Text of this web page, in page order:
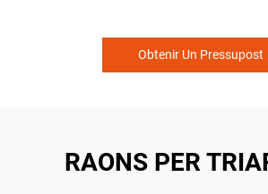
Obtenir Un Pressupost
RAONS PER